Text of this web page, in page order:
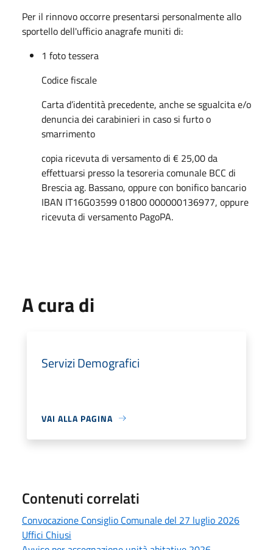
Per il rinnovo occorre presentarsi personalmente allo
sportello dell'ufficio anagrafe muniti di:
1 foto tessera
Codice fiscale
Carta d’identità precedente, anche se sgualcita e/o
denuncia dei carabinieri in caso si furto o
smarrimento
copia ricevuta di versamento di € 25,00 da
effettuarsi presso la tesoreria comunale BCC di
Brescia ag. Bassano, oppure con bonifico bancario
IBAN IT16G03599 01800 000000136977, oppure
ricevuta di versamento PagoPA.
A cura di
Servizi Demografici
VAI ALLA PAGINA
Contenuti correlati
Convocazione Consiglio Comunale del 27 luglio 2026
Uffici Chiusi